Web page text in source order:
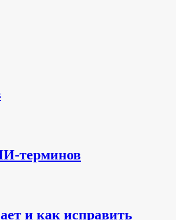
терминов
и как исправить